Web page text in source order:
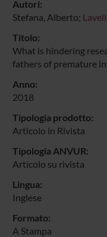
Autori:
Stefana, Alberto;
Titolo:
What is hindering
fathers of premature
Anno:
2018
Tipologia prodotto:
Articolo in Rivista
Tipologia ANVUR:
Articolo su rivista
Lingua:
Inglese
Formato:
A Stampa